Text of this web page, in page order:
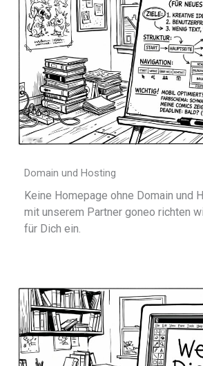
Domain und Hosting
Keine Homepage ohne Domain und
mit unserem Partner goneo richten
für Dich ein.